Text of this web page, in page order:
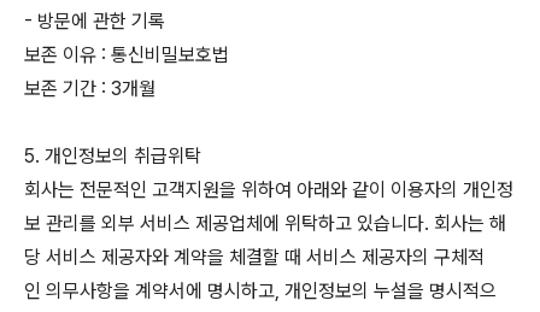
- 방문에 관한 기록
보존 이유 : 통신비밀보호법
보존 기간 : 3개월
5. 개인정보의 취급위탁
회사는 전문적인 고객지원을 위하여 아래와 같이 이용자의 개인정
보 관리를 외부 서비스 제공업체에 위탁하고 있습니다. 회사는 해
당 서비스 제공자와 계약을 체결할 때 서비스 제공자의 구체적
인 의무사항을 계약서에 명시하고, 개인정보의 누설을 명시적으